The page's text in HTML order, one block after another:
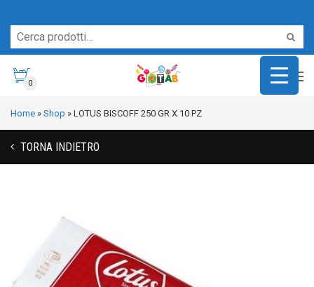
0
Home » Shop » LOTUS BISCOFF 250 GR X 10 PZ
TORNA INDIETRO